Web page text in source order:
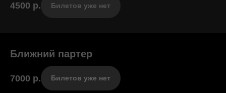
4500 р. Билетов уже нет
Ближний партер
7000 р. Билетов уже нет